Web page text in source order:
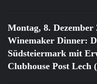
Montag, 8. Dezember
Winemaker Dinner:
Südsteiermark mit
Clubhouse Post Lech